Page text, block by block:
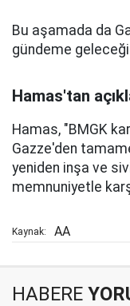
Bu aşamada da
gündeme
Hamas'tan
Hamas, "BMGK
Gazze'den
yeniden inşa ve
memnuniyetle
Kaynak: AA
HABERE